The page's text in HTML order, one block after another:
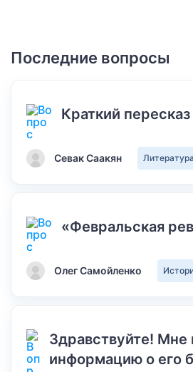
Последние вопросы
Краткий
Севак Саакян Литература
«Февральская
Олег Самойленко
Здравствуйте!
информацию о его